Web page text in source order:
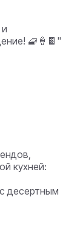
🧇🍦🍫"
кухней:
десертным